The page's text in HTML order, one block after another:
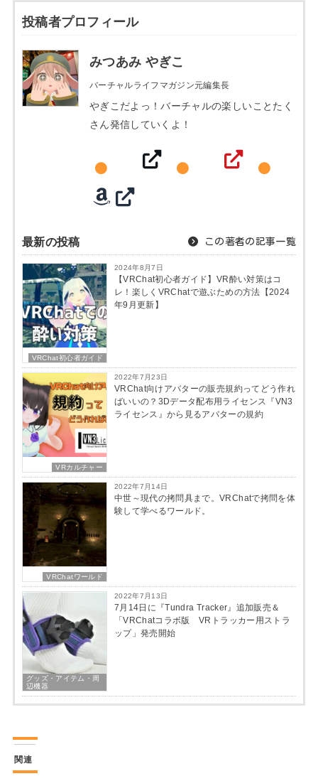
投稿者プロフィール
みつあみ やぎこ
バーチャルライフマガジン元編集長
やぎこだよっ！バーチャルの楽しいことたく
さん発信していくよ！
最新の投稿 この著者の記事一覧
VRChat初心者ガイド
2024年8月7日
【VRChat初心者ガイド】VR酔い対策はコ
レ！楽しくVRChatで遊ぶための方法【2024
年9月更新】
VRカルチャー
2022年7月23日
VRChat向けアバターの販売規約ってどう作れ
ばいいの？3Dデータ配布用ライセンス『VN3
ライセンス』から見るアバターの規約
VRChatワールド
2022年7月14日
中世～現代の拷問具まで。VRChatで拷問を体
験して学べるワールド。
グッズ・アイテム・周
辺機器
2022年7月13日
7月14日に『Tundra Tracker』追加販売＆
「VRChatコラボ版 VRトラッカー用ストラ
ップ」発売開始
関連